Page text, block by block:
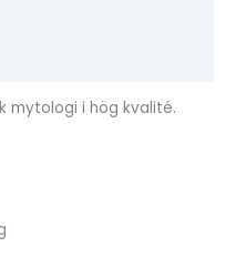
mytologi i hög kvalité.